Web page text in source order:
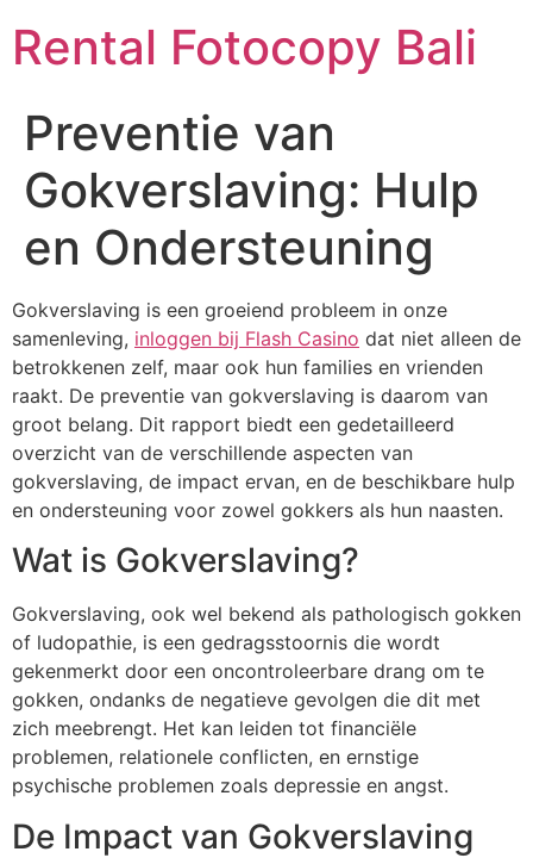
Rental Fotocopy Bali
Preventie van
Gokverslaving: Hulp
en Ondersteuning
Gokverslaving is een groeiend probleem in onze
samenleving, inloggen bij Flash Casino dat niet alleen de
betrokkenen zelf, maar ook hun families en vrienden
raakt. De preventie van gokverslaving is daarom van
groot belang. Dit rapport biedt een gedetailleerd
overzicht van de verschillende aspecten van
gokverslaving, de impact ervan, en de beschikbare hulp
en ondersteuning voor zowel gokkers als hun naasten.
Wat is Gokverslaving?
Gokverslaving, ook wel bekend als pathologisch gokken
of ludopathie, is een gedragsstoornis die wordt
gekenmerkt door een oncontroleerbare drang om te
gokken, ondanks de negatieve gevolgen die dit met
zich meebrengt. Het kan leiden tot financiële
problemen, relationele conflicten, en ernstige
psychische problemen zoals depressie en angst.
De Impact van Gokverslaving